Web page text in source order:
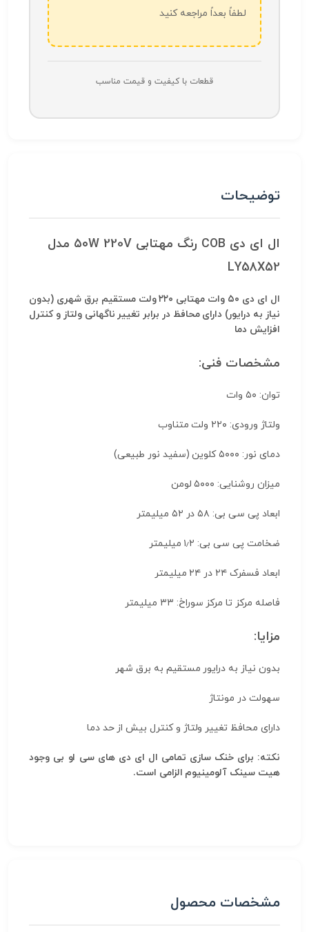
لطفاً بعداً مراجعه کنید
قطعات با کیفیت و قیمت مناسب
توضیحات
ال ای دی COB رنگ مهتابی ۵۰W 220V مدل
LY58X52
ال ای دی ۵۰ وات مهتابی ۲۲۰ ولت مستقیم برق شهری (بدون
نیاز به درایور) دارای محافظ در برابر تغییر ناگهانی ولتاز و کنترل
افزایش دما
مشخصات فنی:
توان: ۵۰ وات
ولتاژ ورودی: ۲۲۰ ولت متناوب
دمای نور: ۵۰۰۰ کلوین (سفید نور طبیعی)
میزان روشنایی: ۵۰۰۰ لومن
ابعاد پی سی بی: ۵۸ در ۵۲ میلیمتر
ضخامت پی سی بی: ۱٫۲ میلیمتر
ابعاد فسفرک ۲۴ در ۲۴ میلیمتر
فاصله مرکز تا مرکز سوراخ: ۳۳ میلیمتر
مزایا:
بدون نیاز به درایور مستقیم به برق شهر
سهولت در مونتاژ
دارای محافظ تغییر ولتاژ و کنترل بیش از حد دما
نکته: برای خنک سازی تمامی ال ای دی های سی او بی وجود
هیت سینک آلومینیوم الزامی است.
مشخصات محصول